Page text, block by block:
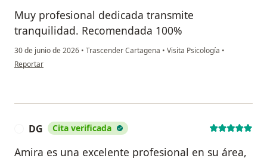
Muy profesional dedicada transmite
tranquilidad. Recomendada 100%
30 de junio de 2026 • Trascender Cartagena • Visita Psicología •
en opinión del usuario RM
Reportar
DG Cita verificada
Amira es una excelente profesional en su área,